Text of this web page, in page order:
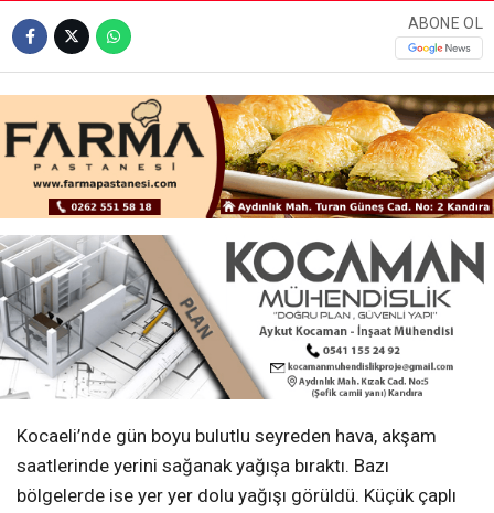
ABONE OL
Kocaeli’nde gün boyu bulutlu seyreden hava, akşam
saatlerinde yerini sağanak yağışa bıraktı. Bazı
bölgelerde ise yer yer dolu yağışı görüldü. Küçük çaplı